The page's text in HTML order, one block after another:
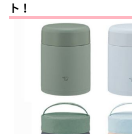
ト！